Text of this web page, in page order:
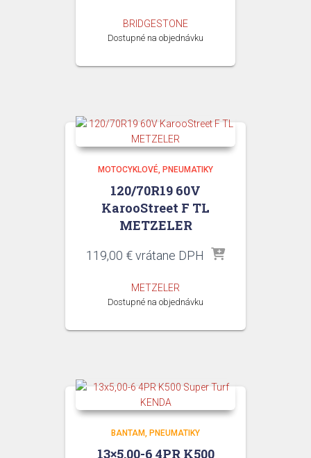
BRIDGESTONE
Dostupné na objednávku
MOTOCYKLOVÉ PNEUMATIKY
120/70R19 60V
KarooStreet F TL
METZELER
119,00 €vrátane DPH
METZELER
Dostupné na objednávku
BANTAM PNEUMATIKY
13×5,00-6 4PR K500